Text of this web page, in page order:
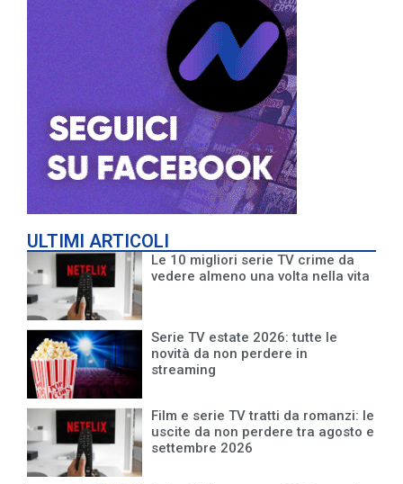
ULTIMI ARTICOLI
Le 10 migliori serie TV crime da
vedere almeno una volta nella vita
Serie TV estate 2026: tutte le
novità da non perdere in
streaming
Film e serie TV tratti da romanzi: le
uscite da non perdere tra agosto e
settembre 2026